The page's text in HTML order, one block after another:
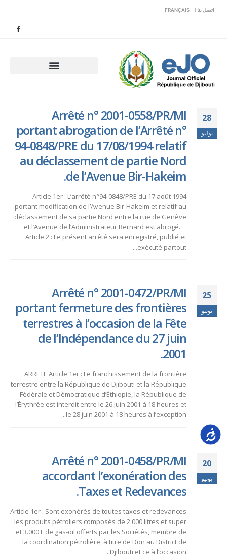
اتصل بنا | FRANÇAIS
28
يوليو
Arrêté n° 2001-0558/PR/MI
portant abrogation de l’Arrêté n°
94-0848/PRE du 17/08/1994 relatif
au déclassement de partie Nord
de l’Avenue Bir-Hakeim.
Article 1er : L’arrêté n°94-0848/PRE du 17 août 1994
portant modification de l’Avenue Bir-Hakeim et relatif au
déclassement de sa partie Nord entre la rue de Genève
et l’Avenue de l’Administrateur Bernard est abrogé.
Article 2 : Le présent arrêté sera enregistré, publié et
exécuté partout...
25
يونيو
Arrêté n° 2001-0472/PR/MI
portant fermeture des frontières
terrestres à l’occasion de la Fête
de l’Indépendance du 27 juin
2001.
ARRETE Article 1er : Le franchissement de la frontière
terrestre entre la République de Djibouti et la République
Fédérale et Démocratique d’Éthiopie, la République de
l’Érythrée est interdit entre le 26 juin 2001 à 18 heures et
le 28 juin 2001 à 18 heures à l’exception...
20
يونيو
Arrêté n° 2001-0458/PR/MI
accordant l’exonération des
Taxes et Redevances.
Article 1er : Sont exonérés de toutes taxes et redevances
les produits pétroliers composés de 2.000 litres et super
et 3.000 L de gas-oil offerts par les Sociétés, membre de
la coordination pétrolière, à titre de Don au District de
Djibouti et ce à l’occasion...